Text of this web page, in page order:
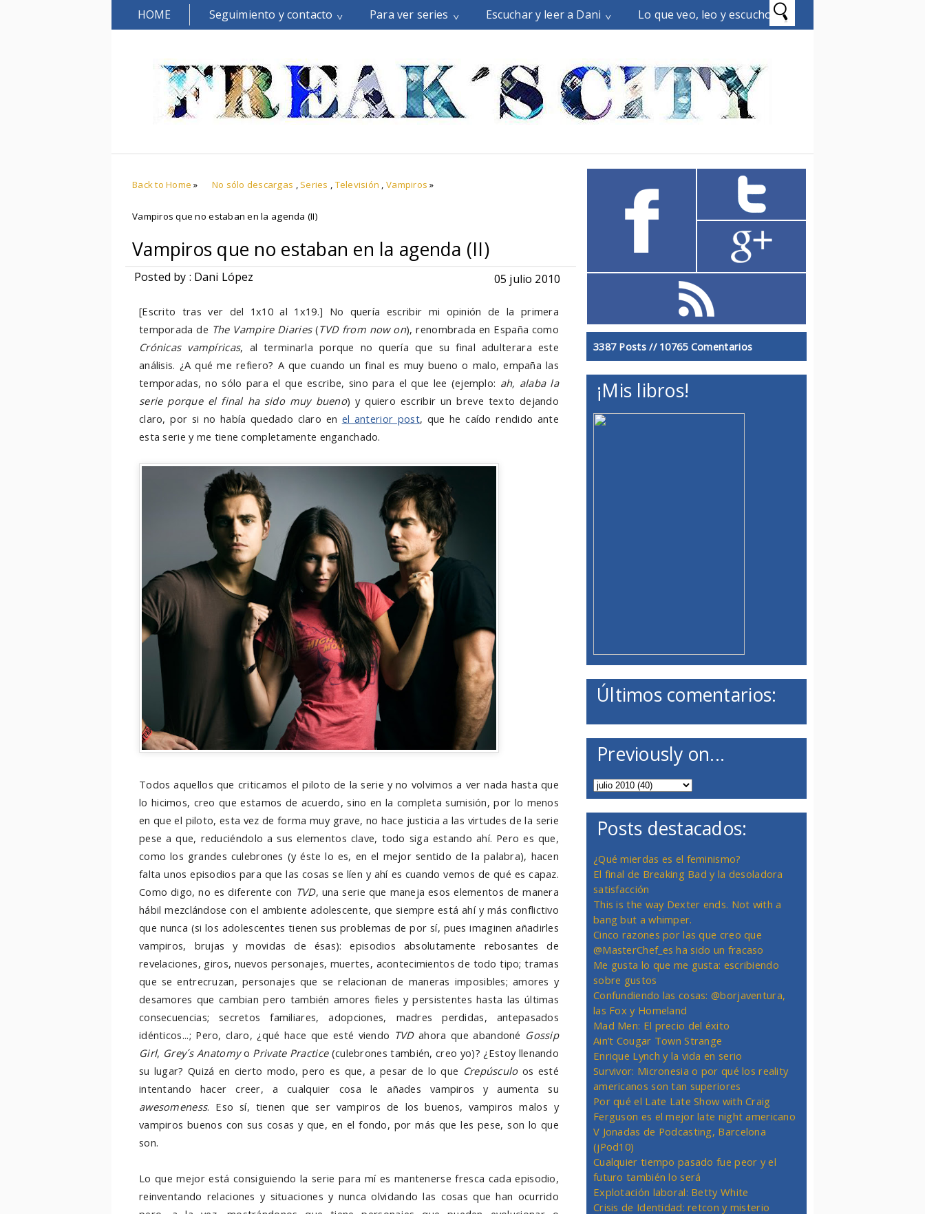
HOME Seguimiento y contacto Para ver series Escuchar y leer a Dani Lo que veo, leo y escucho
Back to Home » No sólo descargas , Series ,Televisión ,Vampiros »
Vampiros que no estaban en la agenda (II)
Vampiros que no estaban en la agenda (II)
Posted by : Dani López 05 julio 2010
[Escrito tras ver del 1x10 al 1x19.] No quería escribir mi opinión de la primera
temporada de The Vampire Diaries(TVD from now on), renombrada en España como
Crónicas vampíricas, al terminarla porque no quería que su final adulterara este
análisis. ¿A qué me refiero? A que cuando un final es muy bueno o malo, empaña las
temporadas, no sólo para el que escribe, sino para el que lee (ejemplo: ah, alaba la
serie porque el final ha sido muy bueno) y quiero escribir un breve texto dejando
claro, por si no había quedado claro en el anterior post, que he caído rendido ante
esta serie y me tiene completamente enganchado.
Todos aquellos que criticamos el piloto de la serie y no volvimos a ver nada hasta que
lo hicimos, creo que estamos de acuerdo, sino en la completa sumisión, por lo menos
en que el piloto, esta vez de forma muy grave, no hace justicia a las virtudes de la serie
pese a que, reduciéndolo a sus elementos clave, todo siga estando ahí. Pero es que,
como los grandes culebrones (y éste lo es, en el mejor sentido de la palabra), hacen
falta unos episodios para que las cosas se líen y ahí es cuando vemos de qué es capaz.
Como digo, no es diferente con TVD, una serie que maneja esos elementos de manera
hábil mezclándose con el ambiente adolescente, que siempre está ahí y más conflictivo
que nunca (si los adolescentes tienen sus problemas de por sí, pues imaginen añadirles
vampiros, brujas y movidas de ésas): episodios absolutamente rebosantes de
revelaciones, giros, nuevos personajes, muertes, acontecimientos de todo tipo; tramas
que se entrecruzan, personajes que se relacionan de maneras imposibles; amores y
desamores que cambian pero también amores fieles y persistentes hasta las últimas
consecuencias; secretos familiares, adopciones, madres perdidas, antepasados
idénticos...; Pero, claro, ¿qué hace que esté viendo TVDahora que abandoné Gossip
Girl, Grey´s Anatomyo Private Practice(culebrones también, creo yo)? ¿Estoy llenando
su lugar? Quizá en cierto modo, pero es que, a pesar de lo que Crepúsculoos esté
intentando hacer creer, a cualquier cosa le añades vampiros y aumenta su
awesomeness. Eso sí, tienen que ser vampiros de los buenos, vampiros malos y
vampiros buenos con sus cosas y que, en el fondo, por más que les pese, son lo que
son.
Lo que mejor está consiguiendo la serie para mí es mantenerse fresca cada episodio,
reinventando relaciones y situaciones y nunca olvidando las cosas que han ocurrido
3387 Posts // 10765 Comentarios
¡Mis libros!
Últimos comentarios:
Previously on...
Posts destacados:
¿Qué mierdas es el feminismo?
El final de Breaking Bad y la desoladora
satisfacción
This is the way Dexter ends. Not with a
bang but a whimper.
Cinco razones por las que creo que
@MasterChef_es ha sido un fracaso
Me gusta lo que me gusta: escribiendo
sobre gustos
Confundiendo las cosas: @borjaventura,
las Fox y Homeland
Mad Men: El precio del éxito
Ain’t Cougar Town Strange
Enrique Lynch y la vida en serio
Survivor: Micronesia o por qué los reality
americanos son tan superiores
Por qué el Late Late Show with Craig
Ferguson es el mejor late night americano
V Jonadas de Podcasting, Barcelona
(jPod10)
Cualquier tiempo pasado fue peor y el
futuro también lo será
Explotación laboral: Betty White
Crisis de Identidad: retcon y misterio